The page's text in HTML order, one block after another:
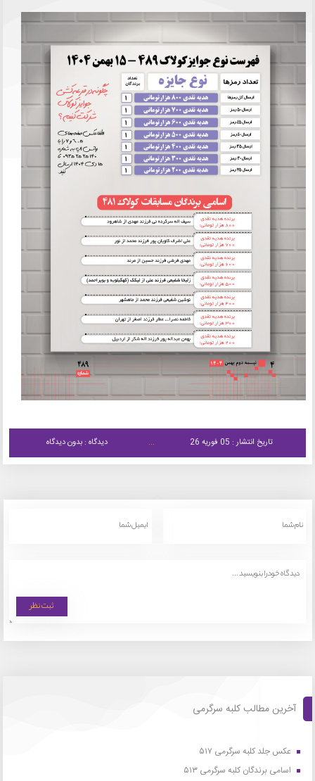
تاریخ انتشار : 05 فوریه 26 دیدگاه : بدون دیدگاه
آخرین مطالب کلبه سرگرمی
عکس جلد کلبه سرگرمی ۵۱۷
اسامی برندگان کلبه سرگرمی ۵۱۳